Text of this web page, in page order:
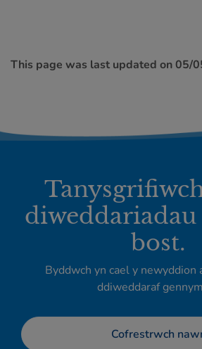
This page was last updated on 05/
bost.
Byddwch yn cael y newyddion
ddiweddaraf
Cofrestrwch